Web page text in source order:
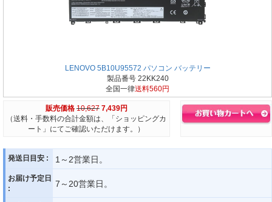
LENOVO 5B10U95572 パソコン バッテリー
製品番号 22KK240
全国一律送料560円
販売価格 10,627 7,439円
（送料・手数料の合計金額は、「ショッピングカ
ート」にてご確認いただけます。）
発送日目安 : 1～2営業日。
お届け予定日
:
7～20営業日。